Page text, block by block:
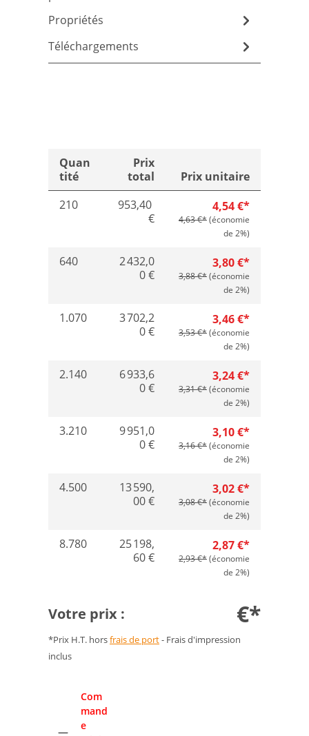
Propriétés
Téléchargements
Quan
tité
Prix
total
Prix unitaire
210
953,40
€
4,54 €*
4,63 €*(économie
de 2%)
640
2 432,0
0 €
3,80 €*
3,88 €*(économie
de 2%)
1.070
3 702,2
0 €
3,46 €*
3,53 €*(économie
de 2%)
2.140
6 933,6
0 €
3,24 €*
3,31 €*(économie
de 2%)
3.210
9 951,0
0 €
3,10 €*
3,16 €*(économie
de 2%)
4.500
13 590,
00 €
3,02 €*
3,08 €*(économie
de 2%)
8.780
25 198,
60 €
2,87 €*
2,93 €*(économie
de 2%)
Votre prix : €*
*Prix H.T. horsfrais de port- Frais d'impression
inclus
Com
mand
e